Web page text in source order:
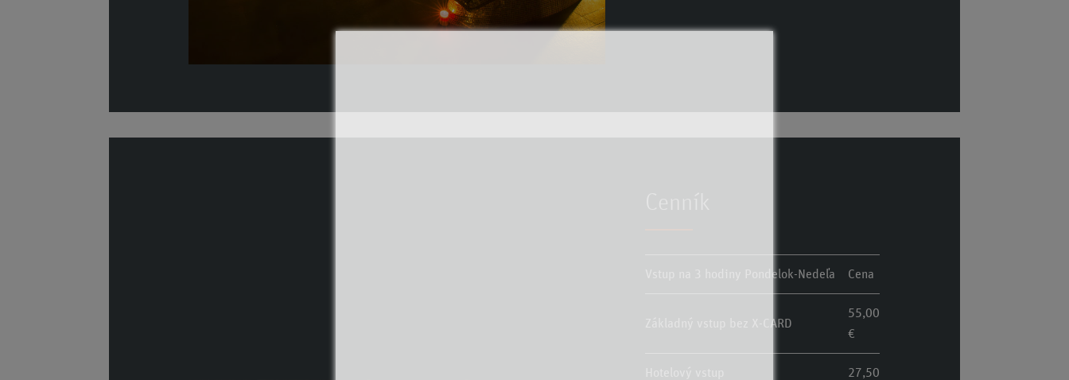
Vstup na 3 hodiny Pondelok-Nedeľa Cena
Základný vstup bez X-CARD
55,00
€
27,50